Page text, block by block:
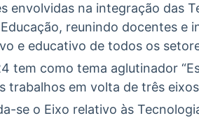
envolvidas na integração das
reunindo docentes e
e educativo de todos os
tem como tema aglutinador
trabalhos em volta de três
se o Eixo relativo às